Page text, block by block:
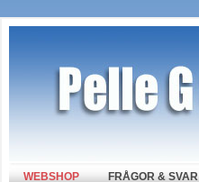
WEBSHOP FRÅGOR & SVAR